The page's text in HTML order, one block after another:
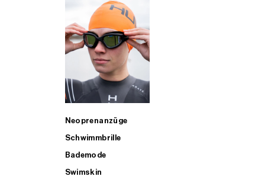
Neoprenanzüge
Schwimmbrille
Bademode
Swimskin